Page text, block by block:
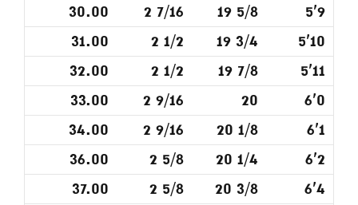
5'9
19 5/8
2 7/16
30.00
5'10
19 3/4
2 1/2
31.00
5'11
19 7/8
2 1/2
32.00
6'0
20
2 9/16
33.00
6'1
20 1/8
2 9/16
34.00
6'2
20 1/4
2 5/8
36.00
6'4
20 3/8
2 5/8
37.00